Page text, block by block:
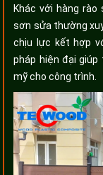
Khác với hàng
sơn sửa thường
chịu lực kết hợp
pháp hiện đại
mỹ cho công trình.